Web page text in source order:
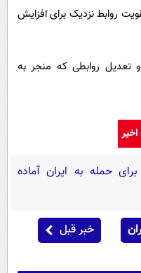
روابط نزدیک برای افزایش
تعدیل روابطی که منجر به
حمله به ایران آماده
خبر قبل